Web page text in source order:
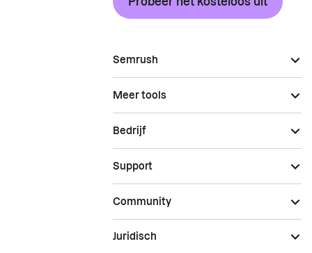
Semrush
Meer tools
Bedrijf
Support
Community
Juridisch